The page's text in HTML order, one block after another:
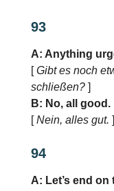
93
A: Anything
[Gibt es noch
schließen?]
B: No, all good.
[Nein, alles gut. ]
94
A: Let’s end on